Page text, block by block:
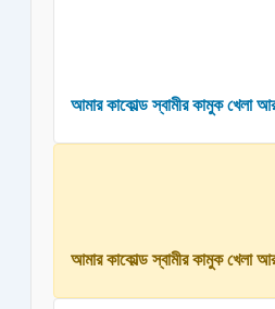
আমার কাকোল্ড স্বামীর কামুক খেলা
আমার কাকোল্ড স্বামীর কামুক খেলা